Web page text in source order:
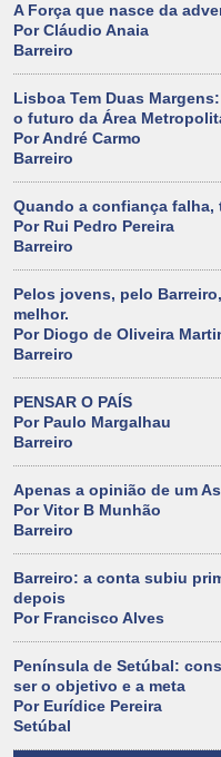
A Força que nasce da
Por Cláudio Anaia
Barreiro
Lisboa Tem Duas
o futuro da Área
Por André Carmo
Barreiro
Quando a confiança falha,
Por Rui Pedro Pereira
Barreiro
Pelos jovens, pelo
melhor.
Por Diogo de Oliveira
Barreiro
PENSAR O PAÍS
Por Paulo Margalhau
Barreiro
Apenas a opinião de um
Por Vitor B Munhão
Barreiro
Barreiro: a conta subiu
depois
Por Francisco Alves
Península de Setúbal:
ser o objetivo e a meta
Por Eurídice Pereira
Setúbal